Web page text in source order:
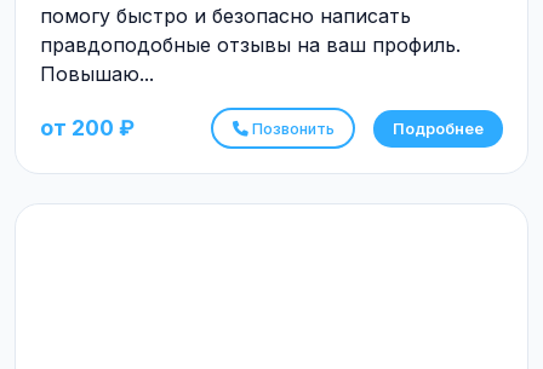
помогу быстро и безопасно написать
правдоподобные отзывы на ваш профиль.
Повышаю...
от 200 ₽ Позвонить Подробнее